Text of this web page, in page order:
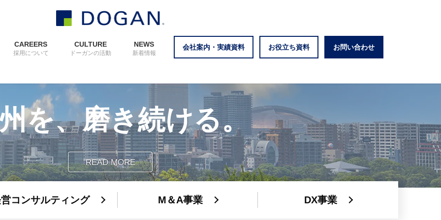
CAREERS
採用について
CULTURE
ドーガンの活動
NEWS
新着情報
会社案内・実績資料 お役立ち資料 お問い合わせ
を、磨き続ける。
READ MORE
コンサルティング M＆A事業 DX事業